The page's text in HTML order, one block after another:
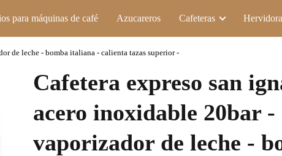
para máquinas de café Azucareros Cafeteras
de leche - bomba italiana - calienta tazas superior -
Cafetera expreso san
acero inoxidable 20bar -
vaporizador de leche -